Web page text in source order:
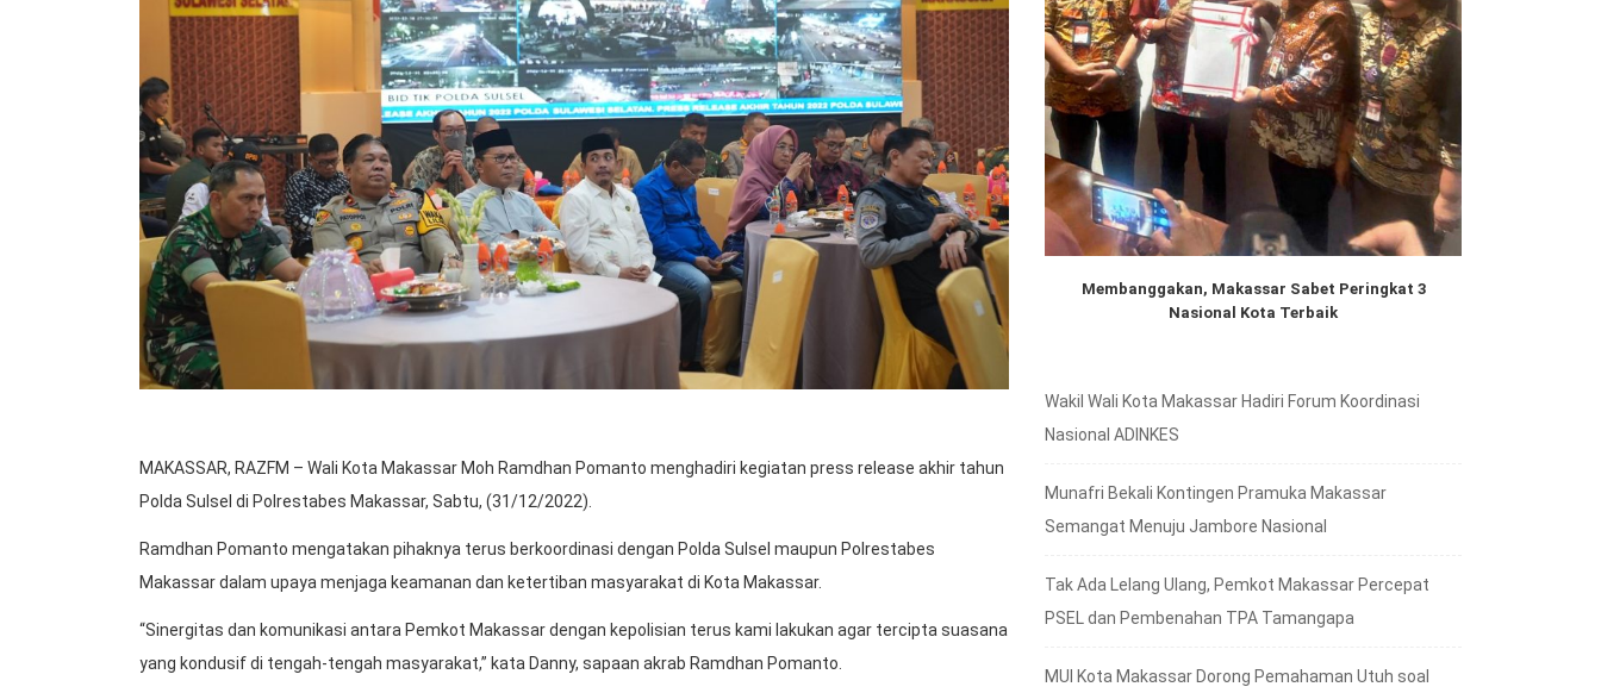
MAKASSAR, RAZFM – Wali Kota Makassar Moh Ramdhan Pomanto menghadiri kegiatan press release akhir tahun
Polda Sulsel di Polrestabes Makassar, Sabtu, (31/12/2022).
Ramdhan Pomanto mengatakan pihaknya terus berkoordinasi dengan Polda Sulsel maupun Polrestabes
Makassar dalam upaya menjaga keamanan dan ketertiban masyarakat di Kota Makassar.
“Sinergitas dan komunikasi antara Pemkot Makassar dengan kepolisian terus kami lakukan agar tercipta suasana
yang kondusif di tengah-tengah masyarakat,” kata Danny, sapaan akrab Ramdhan Pomanto.
Membanggakan, Makassar Sabet Peringkat 3
Nasional Kota Terbaik
Wakil Wali Kota Makassar Hadiri Forum Koordinasi
Nasional ADINKES
Munafri Bekali Kontingen Pramuka Makassar
Semangat Menuju Jambore Nasional
Tak Ada Lelang Ulang, Pemkot Makassar Percepat
PSEL dan Pembenahan TPA Tamangapa
MUI Kota Makassar Dorong Pemahaman Utuh soal